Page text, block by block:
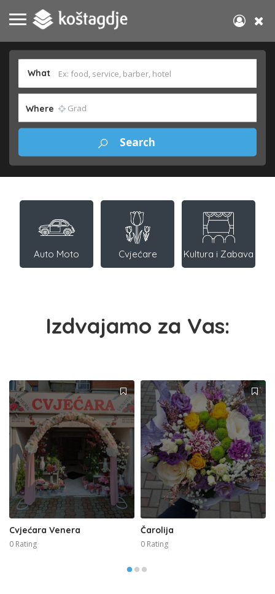
What
Where
Auto Moto Cvjećare Kultura i Zabava
Izdvajamo za Vas:
Cvjećara Venera
0 Rating
Čarolija
0 Rating